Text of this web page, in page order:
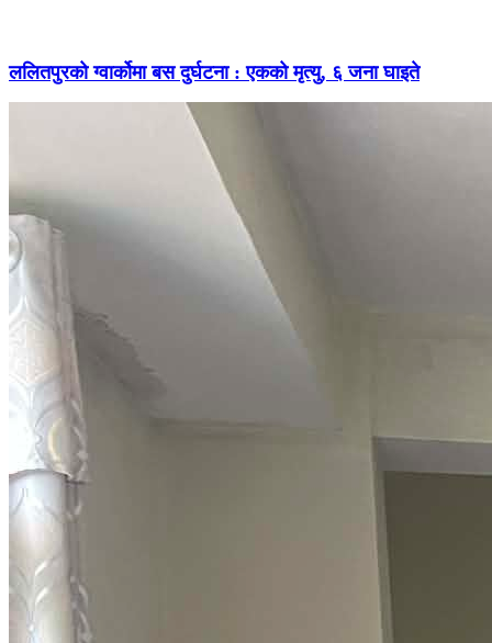
ललितपुरको ग्वार्कोमा बस दुर्घटना : एकको मृत्यु, ६ जना घाइते